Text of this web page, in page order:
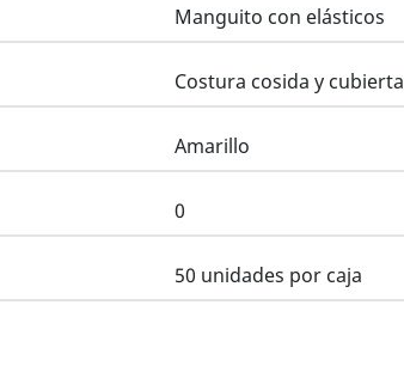
Manguito con elásticos
Costura cosida y cubierta
Amarillo
0
50 unidades por caja